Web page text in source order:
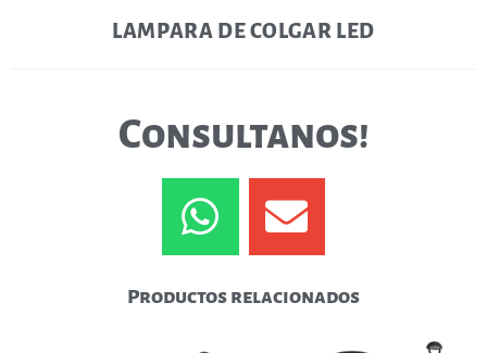
LAMPARA DE COLGAR LED
Consultanos!
Productos relacionados